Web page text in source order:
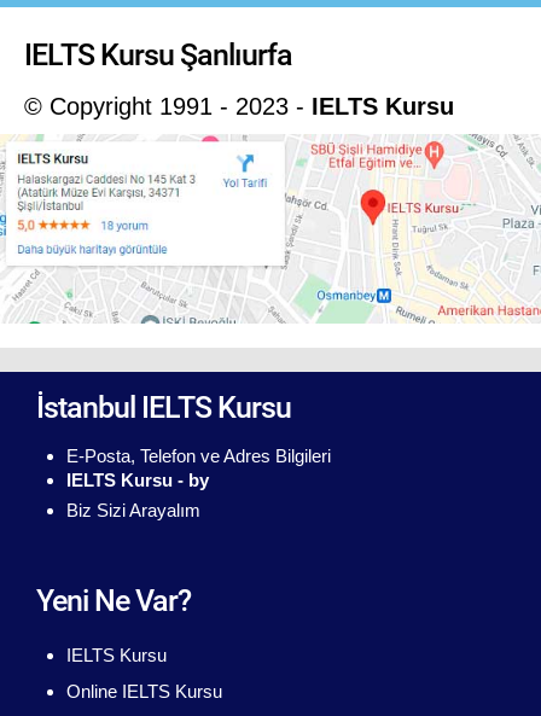
IELTS Kursu Şanlıurfa
© Copyright 1991 - 2023 - IELTS Kursu
İstanbul IELTS Kursu
E-Posta, Telefon ve Adres Bilgileri
IELTS Kursu - by
Biz Sizi Arayalım
Yeni Ne Var?
IELTS Kursu
Online IELTS Kursu